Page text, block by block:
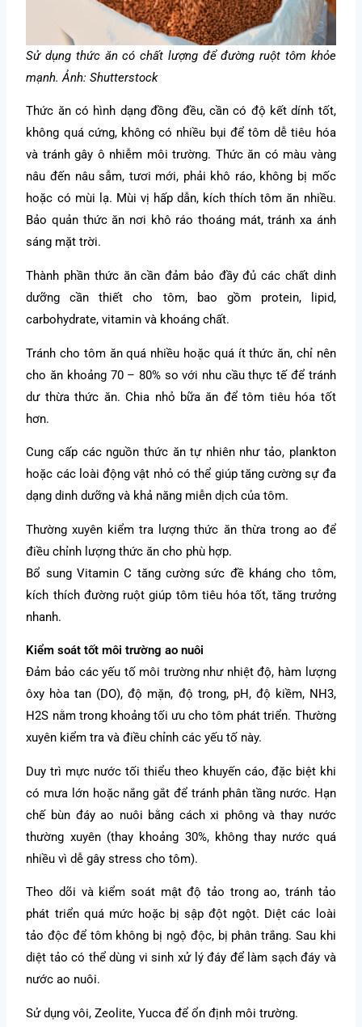
Sử dụng thức ăn có chất lượng để đường ruột tôm khỏe
mạnh. Ảnh: Shutterstock
Thức ăn có hình dạng đồng đều, cần có độ kết dính tốt,
không quá cứng, không có nhiều bụi để tôm dễ tiêu hóa
và tránh gây ô nhiễm môi trường. Thức ăn có màu vàng
nâu đến nâu sẫm, tươi mới, phải khô ráo, không bị mốc
hoặc có mùi lạ. Mùi vị hấp dẫn, kích thích tôm ăn nhiều.
Bảo quản thức ăn nơi khô ráo thoáng mát, tránh xa ánh
sáng mặt trời.
Thành phần thức ăn cần đảm bảo đầy đủ các chất dinh
dưỡng cần thiết cho tôm, bao gồm protein, lipid,
carbohydrate, vitamin và khoáng chất.
Tránh cho tôm ăn quá nhiều hoặc quá ít thức ăn, chỉ nên
cho ăn khoảng 70 – 80% so với nhu cầu thực tế để tránh
dư thừa thức ăn. Chia nhỏ bữa ăn để tôm tiêu hóa tốt
hơn.
Cung cấp các nguồn thức ăn tự nhiên như tảo, plankton
hoặc các loài động vật nhỏ có thể giúp tăng cường sự đa
dạng dinh dưỡng và khả năng miễn dịch của tôm.
Thường xuyên kiểm tra lượng thức ăn thừa trong ao để
điều chỉnh lượng thức ăn cho phù hợp.
Bổ sung Vitamin C tăng cường sức đề kháng cho tôm,
kích thích đường ruột giúp tôm tiêu hóa tốt, tăng trưởng
nhanh.
Kiểm soát tốt môi trường ao nuôi
Đảm bảo các yếu tố môi trường như nhiệt độ, hàm lượng
ôxy hòa tan (DO), độ mặn, độ trong, pH, độ kiềm, NH3,
H2S nằm trong khoảng tối ưu cho tôm phát triển. Thường
xuyên kiểm tra và điều chỉnh các yếu tố này.
Duy trì mực nước tối thiểu theo khuyến cáo, đặc biệt khi
có mưa lớn hoặc nắng gắt để tránh phân tầng nước. Hạn
chế bùn đáy ao nuôi bằng cách xi phông và thay nước
thường xuyên (thay khoảng 30%, không thay nước quá
nhiều vì dễ gây stress cho tôm).
Theo dõi và kiểm soát mật độ tảo trong ao, tránh tảo
phát triển quá mức hoặc bị sập đột ngột. Diệt các loài
tảo độc để tôm không bị ngộ độc, bị phân trắng. Sau khi
diệt tảo có thể dùng vi sinh xử lý đáy để làm sạch đáy và
nước ao nuôi.
Sử dụng vôi, Zeolite, Yucca để ổn định môi trường.